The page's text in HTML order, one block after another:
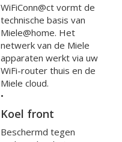
WiFiConn@ct vormt de
technische basis van
Miele@home. Het
netwerk van de Miele
apparaten werkt via uw
WiFi-router thuis en de
Miele cloud.
•
Koel front
Beschermd tegen